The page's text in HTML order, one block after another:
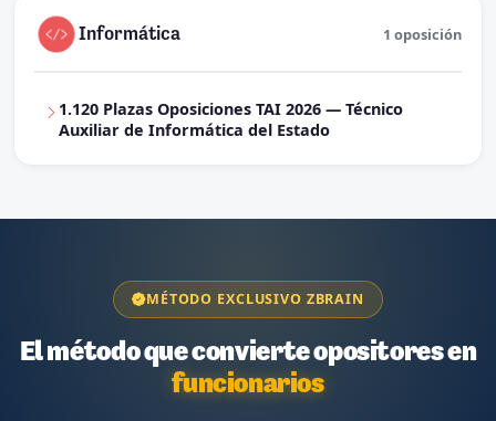
Informática 1 oposición
1.120 Plazas Oposiciones TAI 2026 — Técnico
Auxiliar de Informática del Estado
MÉTODO EXCLUSIVO ZBRAIN
El método que convierte opositores en
funcionarios